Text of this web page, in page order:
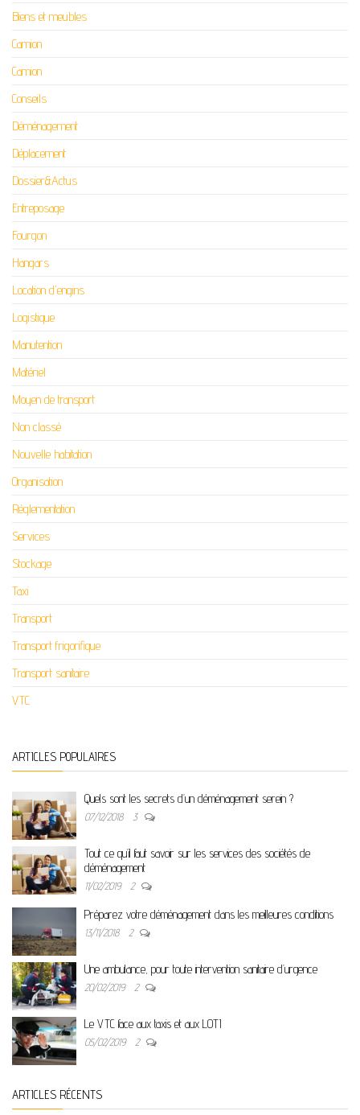
Biens et meubles
Camion
Camion
Conseils
Déménagement
Déplacement
Dossier&Actus
Entreposage
Fourgon
Hangars
Location d'engins
Logistique
Manutention
Matériel
Moyen de transport
Non classé
Nouvelle habitation
Organisation
Réglementation
Services
Stockage
Taxi
Transport
Transport frigorifique
Transport sanitaire
VTC
ARTICLES POPULAIRES
Quels sont les secrets d’un déménagement serein ?
07/12/2018 3
Tout ce qu’il faut savoir sur les services des sociétés de
déménagement
11/02/2019 2
Préparez votre déménagement dans les meilleures conditions
13/11/2018 2
Une ambulance, pour toute intervention sanitaire d’urgence
20/02/2019 2
Le VTC face aux taxis et aux LOTI
05/02/2019 2
ARTICLES RÉCENTS